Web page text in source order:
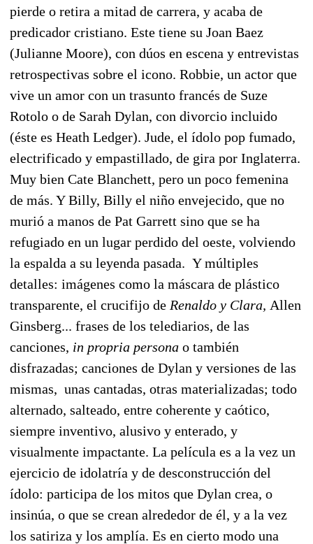
pierde o retira a mitad de carrera, y acaba de
predicador cristiano. Este tiene su Joan Baez
(Julianne Moore), con dúos en escena y entrevistas
retrospectivas sobre el icono. Robbie, un actor que
vive un amor con un trasunto francés de Suze
Rotolo o de Sarah Dylan, con divorcio incluido
(éste es Heath Ledger). Jude, el ídolo pop fumado,
electrificado y empastillado, de gira por Inglaterra.
Muy bien Cate Blanchett, pero un poco femenina
de más. Y Billy, Billy el niño envejecido, que no
murió a manos de Pat Garrett sino que se ha
refugiado en un lugar perdido del oeste, volviendo
la espalda a su leyenda pasada. Y múltiples
detalles: imágenes como la máscara de plástico
transparente, el crucifijo de Renaldo y Clara, Allen
Ginsberg... frases de los telediarios, de las
canciones, in propria persona o también
disfrazadas; canciones de Dylan y versiones de las
mismas, unas cantadas, otras materializadas; todo
alternado, salteado, entre coherente y caótico,
siempre inventivo, alusivo y enterado, y
visualmente impactante. La película es a la vez un
ejercicio de idolatría y de desconstrucción del
ídolo: participa de los mitos que Dylan crea, o
insinúa, o que se crean alrededor de él, y a la vez
los satiriza y los amplía. Es en cierto modo una